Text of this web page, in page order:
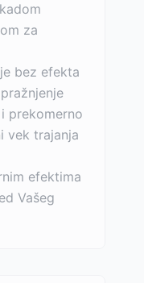
za
bez efekta
prekomerno
vek trajanja
efektima
Vašeg